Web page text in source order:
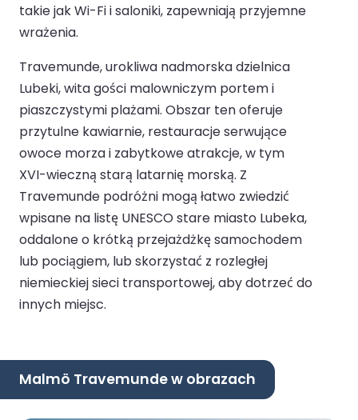
takie jak Wi-Fi i saloniki, zapewniają przyjemne
wrażenia.
Travemunde, urokliwa nadmorska dzielnica
Lubeki, wita gości malowniczym portem i
piaszczystymi plażami. Obszar ten oferuje
przytulne kawiarnie, restauracje serwujące
owoce morza i zabytkowe atrakcje, w tym
XVI-wieczną starą latarnię morską. Z
Travemunde podróżni mogą łatwo zwiedzić
wpisane na listę UNESCO stare miasto Lubeka,
oddalone o krótką przejażdżkę samochodem
lub pociągiem, lub skorzystać z rozległej
niemieckiej sieci transportowej, aby dotrzeć do
innych miejsc.
Malmö Travemunde w obrazach